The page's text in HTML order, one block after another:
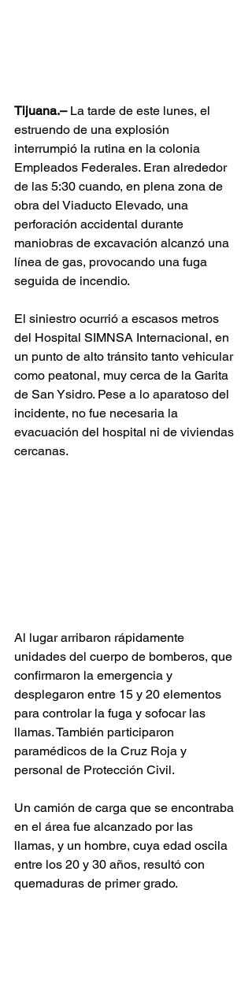
Tijuana.– La tarde de este lunes, el
estruendo de una explosión
interrumpió la rutina en la colonia
Empleados Federales. Eran alrededor
de las 5:30 cuando, en plena zona de
obra del Viaducto Elevado, una
perforación accidental durante
maniobras de excavación alcanzó una
línea de gas, provocando una fuga
seguida de incendio.
El siniestro ocurrió a escasos metros
del Hospital SIMNSA Internacional, en
un punto de alto tránsito tanto vehicular
como peatonal, muy cerca de la Garita
de San Ysidro. Pese a lo aparatoso del
incidente, no fue necesaria la
evacuación del hospital ni de viviendas
cercanas.
Al lugar arribaron rápidamente
unidades del cuerpo de bomberos, que
confirmaron la emergencia y
desplegaron entre 15 y 20 elementos
para controlar la fuga y sofocar las
llamas. También participaron
paramédicos de la Cruz Roja y
personal de Protección Civil.
Un camión de carga que se encontraba
en el área fue alcanzado por las
llamas, y un hombre, cuya edad oscila
entre los 20 y 30 años, resultó con
quemaduras de primer grado.